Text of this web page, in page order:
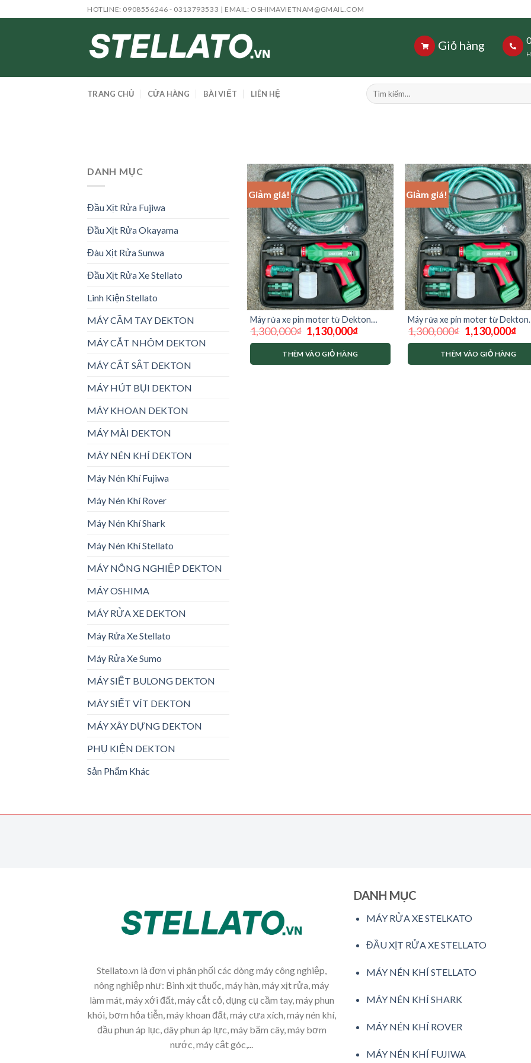
to
HOTLINE: 0908556246 - 0313793533 | EMAIL: OSHIMAVIETNAM@GMAIL.COM
Giỏ hàng
TRANG CHỦ CỬA HÀNG BÀI VIẾT LIÊN HỆ
Tìm
kiếm:
DANH MỤC
Đầu Xịt Rửa Fujiwa
Đầu Xịt Rửa Okayama
Đàu Xịt Rửa Sunwa
Đầu Xịt Rửa Xe Stellato
Linh Kiện Stellato
MÁY CẦM TAY DEKTON
MÁY CẮT NHÔM DEKTON
MÁY CẮT SẮT DEKTON
MÁY HÚT BỤI DEKTON
MÁY KHOAN DEKTON
MÁY MÀI DEKTON
MÁY NÉN KHÍ DEKTON
Máy Nén Khí Fujiwa
Máy Nén Khí Rover
Máy Nén Khí Shark
Máy Nén Khí Stellato
MÁY NÔNG NGHIỆP DEKTON
MÁY OSHIMA
MÁY RỬA XE DEKTON
Máy Rửa Xe Stellato
Máy Rửa Xe Sumo
MÁY SIẾT BULONG DEKTON
MÁY SIẾT VÍT DEKTON
MÁY XÂY DỰNG DEKTON
PHỤ KIỆN DEKTON
Sản Phẩm Khác
Giảm giá!
Máy rửa xe pin moter từ Dekton
M21-SRX1401plus ( Thân máy chưa
pin sạc)
1,300,000₫ Giá
gốc
là:
1,300,000₫.
1,130,000₫Giá
hiện
tại
là:
1,130,000₫.
THÊM VÀO GIỎ HÀNG
Giảm giá!
Máy rửa xe pin moter từ Dekton
M21-SRX1401plus ( Thân máy
pin sạc)
1,300,000₫ Giá
gốc
là:
1,300,000₫.
1,130,000₫Giá
hiện
tại
là:
THÊM VÀO GIỎ HÀNG
Stellato.vn là đơn vị phân phối các dòng máy công nghiệp,
nông nghiệp như: Bình xịt thuốc, máy hàn, máy xịt rửa, máy
làm mát, máy xới đất, máy cắt cỏ, dụng cụ cầm tay, máy phun
khói, bơm hỏa tiễn, máy khoan đất, máy cưa xích, máy nén khí,
đầu phun áp lục, dây phun áp lực, máy băm cây, máy bơm
nước, máy cắt góc,...
DANH MỤC
MÁY RỬA XE STELKATO
ĐẦU XỊT RỬA XE STELLATO
MÁY NÉN KHÍ STELLATO
MÁY NÉN KHÍ SHARK
MÁY NÉN KHÍ ROVER
MÁY NÉN KHÍ FUJIWA